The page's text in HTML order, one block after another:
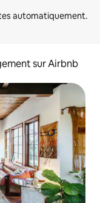
sur Airbnb